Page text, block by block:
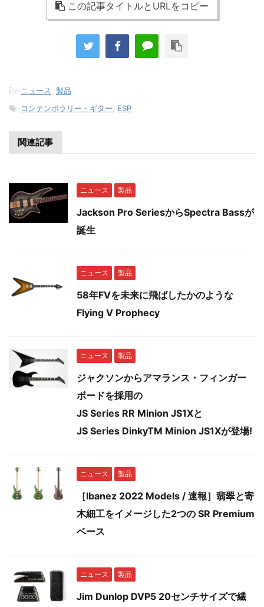
この記事タイトルとURLをコピー
-ニュース
製品
-コンテンポラリー・ギター ESP
関連記事
ニュース 製品
Jackson Pro SeriesからSpectra Bassが
誕生
ニュース 製品
58年FVを未来に飛ばしたかのような
Flying V Prophecy
ニュース 製品
ジャクソンからアマランス・フィンガー
ボードを採用の
JS Series RR Minion JS1Xと
JS Series DinkyTM Minion JS1Xが登場!
ニュース 製品
［Ibanez 2022 Models / 速報］翡翠と寄
木細工をイメージした2つの SR Premium
ベース
ニュース 製品
Jim Dunlop DVP5 20センチサイズで繊